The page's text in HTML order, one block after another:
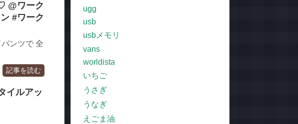
@ワーク
#ワーク
ンツで 全
記事を読む
イルアッ
ugg
usb
usbメモリ
vans
worldista
いちご
うさぎ
うなぎ
えごま油